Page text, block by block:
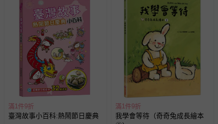
滿1件9折
臺灣故事小百科:熱鬧節日慶典
滿1件9折
我學會等待（奇奇兔成長繪本